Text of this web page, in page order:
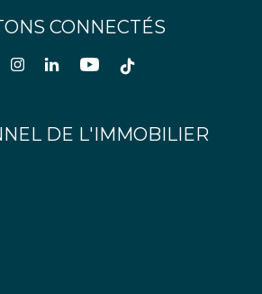
CONNECTÉS
DE L'IMMOBILIER